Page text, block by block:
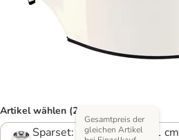
Artikel wählen (2 Varianten)
Sparset: 2 x 160 ml, Ø 11 cm
Gesamtpreis der
gleichen Artikel